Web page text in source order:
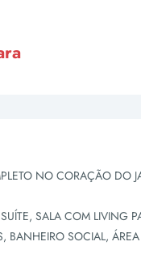
NO CORAÇÃO DO
SALA COM LIVING
SOCIAL,